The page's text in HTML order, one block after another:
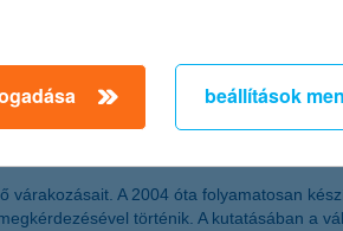
16% helyett jelenleg már 24%
többsége (57%) egyértelműen növekvő
A 2004 óta folyamatosan
történik. A kutatásában a
beállítások